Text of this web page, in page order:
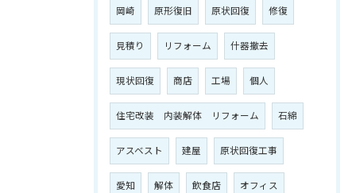
岡崎 原形復旧 原状回復 修復
見積り リフォーム 什器撤去
現状回復 商店 工場 個人
住宅改装 内装解体 リフォーム 石綿
アスベスト 建屋 原状回復工事
愛知 解体 飲食店 オフィス